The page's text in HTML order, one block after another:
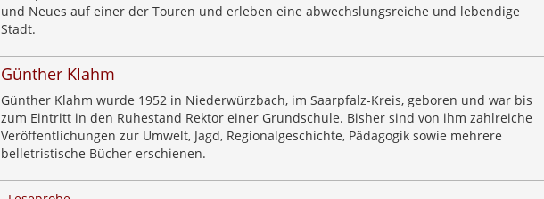
und Neues auf einer der Touren und erleben eine abwechslungsreiche und lebendige
Stadt.
Günther Klahm
Günther Klahm wurde 1952 in Niederwürzbach, im Saarpfalz-Kreis, geboren und war bis
zum Eintritt in den Ruhestand Rektor einer Grundschule. Bisher sind von ihm zahlreiche
Veröffentlichungen zur Umwelt, Jagd, Regionalgeschichte, Pädagogik sowie mehrere
belletristische Bücher erschienen.